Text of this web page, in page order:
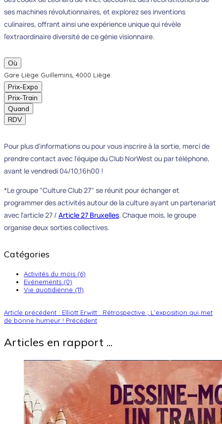
ses machines révolutionnaires, et explorez ses inventions
culinaires, offrant ainsi une expérience unique qui révèle
l'extraordinaire diversité de ce génie visionnaire.
Où
Gare Liège Guillemins, 4000 Liège.
Prix-Expo
Prix-Train
Quand
RDV
Pour plus d'informations ou pour vous inscrire à la sortie, merci de
prendre contact avec l'équipe du Club NorWest ou par téléphone,
avant le vendredi 04/10,16h00 !
*Le groupe "Culture Club 27" se réunit pour échanger et
programmer des activités autour de la culture ayant un partenariat
avec l'article 27 / Article 27 Bruxelles. Chaque mois, le groupe
organise deux sorties collectives.
Catégories
Activités du mois (6)
Evénements (0)
Vie quotidienne (11)
Article précédent : Elliott Erwitt : Rétrospective ; L’exposition qui met
de bonne humeur ! Précédent
Articles en rapport ...